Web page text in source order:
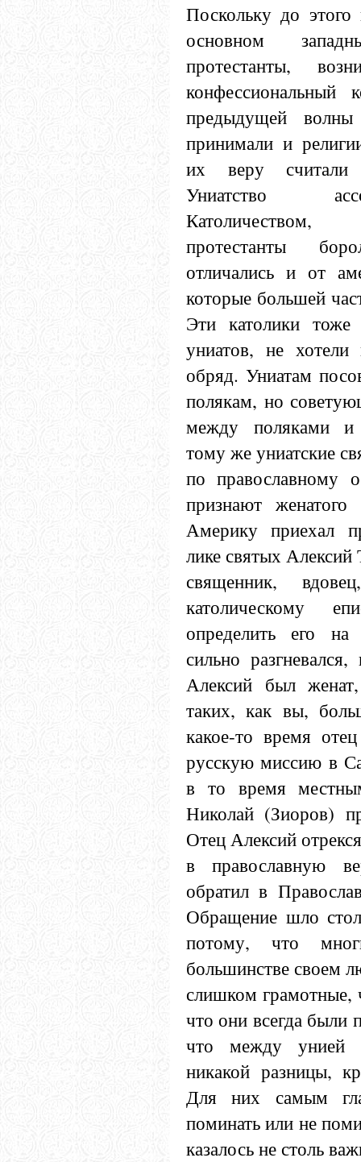
Поскольку до
основном
протестанты,
конфессиональный
предыдущей
принимали и
их веру считали
Униатство
протестанты
отличались и от
которые большей
Эти католики тоже
униатов, не хотели
обряд. Униатам
полякам, но
между поляками и
тому же униатские
по православному
признают женатого
Америку приехал
лике святых Алексий
священник,
католическому
определить его
сильно
Алексий был
таких, как вы,
какое-то время
русскую миссию в
в то время
Николай (Зиоров)
Отец Алексий
в православную
обратил в
Обращение шло
потому, что
большинстве своем
слишком грамотные,
что они всегда были
что между унией
никакой разницы,
Для них самым
поминать или не
казалось не столь